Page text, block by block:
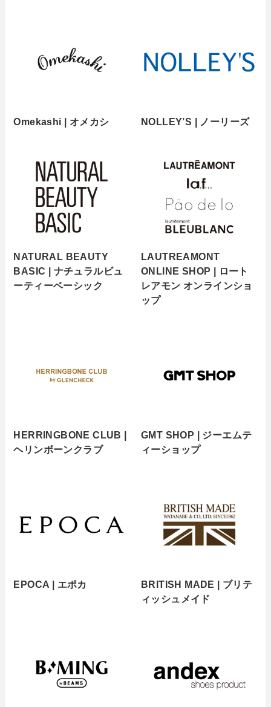
Omekashi | オメカシ NOLLEY’S | ノーリーズ
NATURAL BEAUTY
BASIC | ナチュラルビュ
ーティーベーシック
LAUTREAMONT
ONLINE SHOP | ロート
レアモン オンラインショ
ップ
HERRINGBONE CLUB |
ヘリンボーンクラブ
GMT SHOP | ジーエムテ
ィーショップ
EPOCA | エポカ
BRITISH MADE | ブリテ
ィッシュメイド